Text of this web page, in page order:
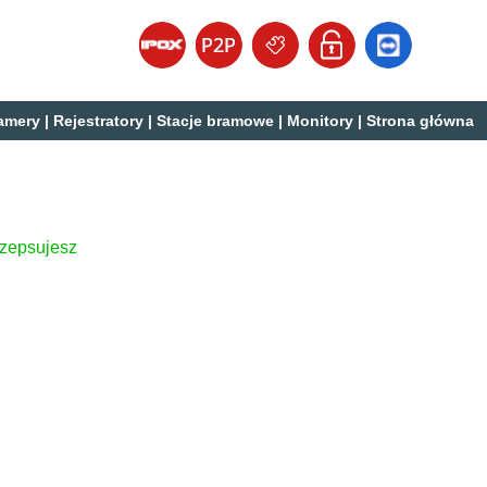
| Rejestratory | Stacje bramowe | Monitory | Strona główna